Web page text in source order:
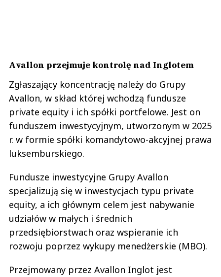
Avallon przejmuje kontrolę nad Inglotem
Zgłaszający koncentrację należy do Grupy
Avallon, w skład której wchodzą fundusze
private equity i ich spółki portfelowe. Jest on
funduszem inwestycyjnym, utworzonym w 2025
r. w formie spółki komandytowo-akcyjnej prawa
luksemburskiego.
Fundusze inwestycyjne Grupy Avallon
specjalizują się w inwestycjach typu private
equity, a ich głównym celem jest nabywanie
udziałów w małych i średnich
przedsiębiorstwach oraz wspieranie ich
rozwoju poprzez wykupy menedżerskie (MBO).
Przejmowany przez Avallon Inglot jest